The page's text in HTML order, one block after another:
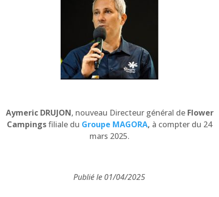
Aymeric DRUJON, nouveau Directeur général deFlower
Campingsfiliale du Groupe MAGORA, à compter du 24
mars 2025.
Publié le 01/04/2025